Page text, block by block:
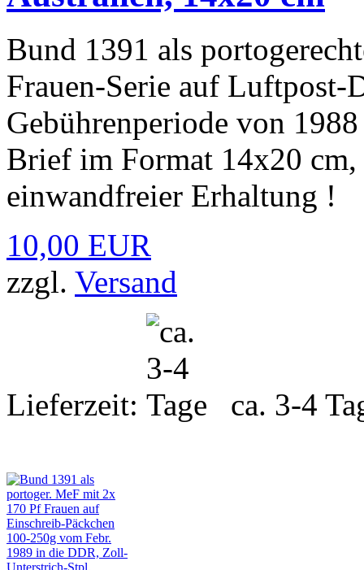
Bund 1391 als
Frauen-Serie auf Luftpost-
Gebührenperiode von
Brief im Format 14x20
einwandfreier Erhaltung !
10,00 EUR
zzgl. Versand
Lieferzeit: ca. 3-4